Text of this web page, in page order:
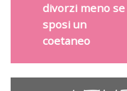
divorzi meno se
sposi un
coetaneo